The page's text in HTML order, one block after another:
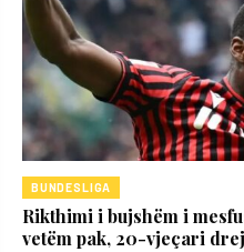
BUNDESLIGA
Rikthimi i bujshëm i
vetëm pak, 20-vjeçari